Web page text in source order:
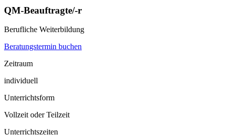
QM-Beauftragte/-r
Berufliche Weiterbildung
Beratungstermin buchen
Zeitraum
individuell
Unterrichtsform
Vollzeit oder Teilzeit
Unterrichtszeiten